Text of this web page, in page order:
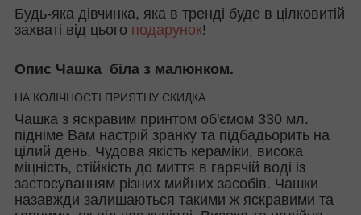
Будь-яка дівчинка, яка в тренді буде в цілковитій
захваті від цього подарунок!
Опис Чашка біла з малюнком.
НА КОЛІЧНОСТІ ПРИЯТНУ СКИДКА.
Чашка з яскравим принтом об'ємом 330 мл.
підніме Вам настрій зранку та підбадьорить на
цілий день. Чудова якість кераміки, висока
міцність, стійкість до миття в гарячій воді із
застосуванням різних мийних засобів. Чашки
назавжди залишаються такими ж яскравими та